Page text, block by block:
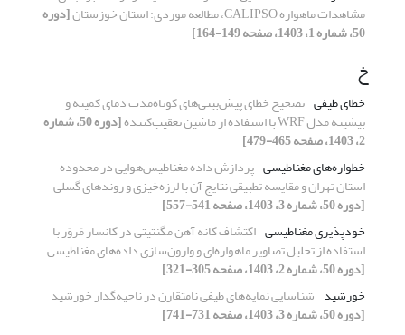
مشاهدات ماهواره CALIPSO، مطالعه موردی: استان خوزستان [دوره
50، شماره 1، 1403، صفحه 149-164]
خ
خطای طیفی تصحیح خطای پیش‌بینی‌های کوتاه‌مدت دمای کمینه و
بیشینه مدل WRF با استفاده از ماشین تعقیب‌کننده [دوره 50، شماره
2، 1403، صفحه 465-479]
خطواره‌های مغناطیسی پردازش داده‌ مغناطیس‌هوایی در محدوده
استان تهران و مقایسه تطبیقی نتایج آن با لرزه‌خیزی و روندهای گسلی
[دوره 50، شماره 3، 1403، صفحه 541-557]
خودپذیری مغناطیسی اکتشاف کانه آهن مگنتیتی در کانسار مَروَر با
استفاده از تحلیل تصاویر ماهواره‌ای و وارون‌سازی داده‌های مغناطیسی
[دوره 50، شماره 2، 1403، صفحه 305-321]
خورشید شناسایی نمایه‌های طیفی نامتقارن در ناحیه‌گذار خورشید
[دوره 50، شماره 3، 1403، صفحه 731-741]